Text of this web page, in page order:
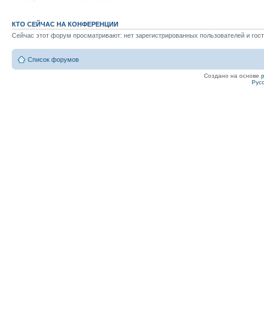
КТО СЕЙЧАС НА КОНФЕРЕНЦИИ
Сейчас этот форум просматривают: нет зарегистрированных пользователей и
Список форумов
Создано на основе